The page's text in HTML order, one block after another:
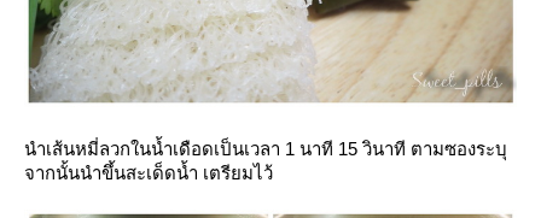
นำเส้นหมี่ลวกในน้ำเดือดเป็นเวลา 1 นาที 15 วินาที ตามซองระบุ
จากนั้นนำขึ้นสะเด็ดน้ำ เตรียมไว้